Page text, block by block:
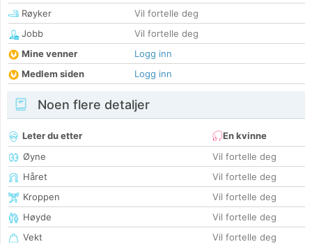
Røyker
Vil fortelle deg
Jobb
Vil fortelle deg
Mine venner
Logg inn
Medlem siden
Logg inn
Noen flere detaljer
Leter du etter
En kvinne
Øyne
Vil fortelle deg
Håret
Vil fortelle deg
Kroppen
Vil fortelle deg
Høyde
Vil fortelle deg
Vekt
Vil fortelle deg